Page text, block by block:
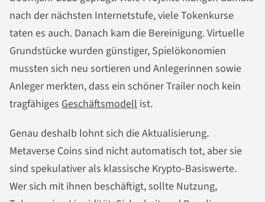
nach der nächsten Internetstufe, viele Tokenkurse
taten es auch. Danach kam die Bereinigung. Virtuelle
Grundstücke wurden günstiger, Spielökonomien
mussten sich neu sortieren und Anlegerinnen sowie
Anleger merkten, dass ein schöner Trailer noch kein
tragfähiges Geschäftsmodell ist.
Genau deshalb lohnt sich die Aktualisierung.
Metaverse Coins sind nicht automatisch tot, aber sie
sind spekulativer als klassische Krypto-Basiswerte.
Wer sich mit ihnen beschäftigt, sollte Nutzung,